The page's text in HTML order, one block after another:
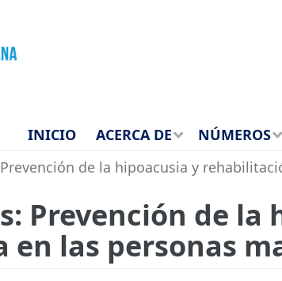
INICIO ACERCA DE NÚMEROS
de la hipoacusia y
Prevención de la
las personas